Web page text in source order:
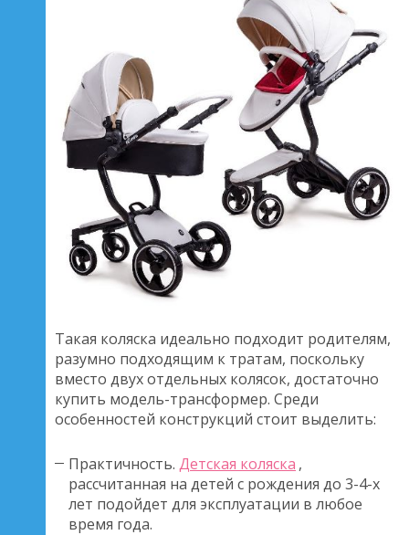
Такая коляска идеально подходит родителям,
разумно подходящим к тратам, поскольку
вместо двух отдельных колясок, достаточно
купить модель-трансформер. Среди
особенностей конструкций стоит выделить:
Практичность. Детская коляска ,
рассчитанная на детей с рождения до 3-4-х
лет подойдет для эксплуатации в любое
время года.